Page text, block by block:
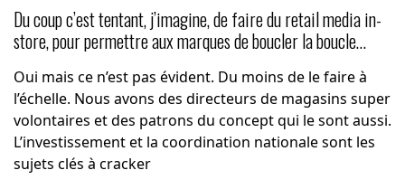
Du coup c’est tentant, j’imagine, de faire du retail media in-
store, pour permettre aux marques de boucler la boucle…
Oui mais ce n’est pas évident. Du moins de le faire à
l’échelle. Nous avons des directeurs de magasins super
volontaires et des patrons du concept qui le sont aussi.
L’investissement et la coordination nationale sont les
sujets clés à cracker